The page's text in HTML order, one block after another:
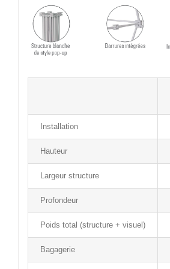
Installation
Hauteur
Largeur structure
Profondeur
Poids total (structure + visuel)
Bagagerie